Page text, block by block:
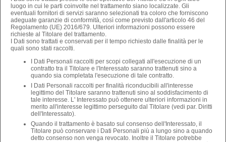
luogo in cui le parti coinvolte nel trattamento siano localizzate. Gli
eventuali fornitori di servizi saranno selezionati tra coloro che forniscono
adeguate garanzie di conformità, così come previsto dall'articolo 46 del
Regolamento (UE) 2016/679. Ulteriori informazioni possono essere
richieste al Titolare del trattamento.
I Dati sono trattati e conservati per il tempo richiesto dalle finalità per le
quali sono stati raccolti.
I Dati Personali raccolti per scopi collegati all'esecuzione di un
contratto tra il Titolare e l'Interessato saranno trattenuti sino a
quando sia completata l'esecuzione di tale contratto.
I Dati Personali raccolti per finalità riconducibili all'interesse
legittimo del Titolare saranno trattenuti sino al soddisfacimento di
tale interesse. L' Interessato può ottenere ulteriori informazioni in
merito all'interesse legittimo perseguito dal Titolare (vedi par. Diritti
dell'Interessato).
Quando il trattamento è basato sul consenso dell'Interessato, il
Titolare può conservare i Dati Personali più a lungo sino a quando
detto consenso non venga revocato. Inoltre il Titolare potrebbe